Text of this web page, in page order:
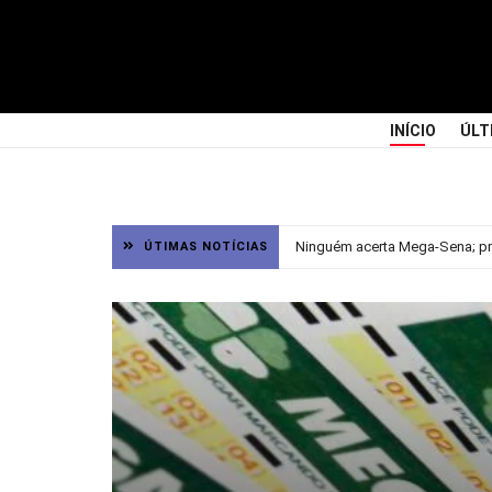
INÍCIO
ÚTIMAS NOTÍCIAS Ninguém acerta Mega-Sena;